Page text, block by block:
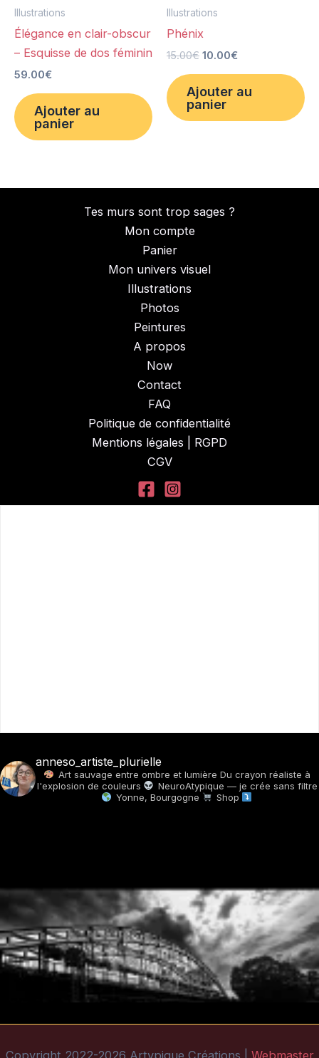
Illustrations
Élégance en clair-obscur
– Esquisse de dos féminin
59.00€
Ajouter au
panier
Illustrations
Phénix
15.00€ 10.00€
Ajouter au
panier
Tes murs sont trop sages ?
Mon compte
Panier
Mon univers visuel
Illustrations
Photos
Peintures
A propos
Now
Contact
FAQ
Politique de confidentialité
Mentions légales | RGPD
CGV
anneso_artiste_plurielle
Art sauvage entre ombre et lumière Du crayon réaliste à
l'explosion de couleurs
NeuroAtypique — je crée sans filtre
Yonne, Bourgogne
Shop
Copyright 2022-2026 Artypique Créations | Webmaster